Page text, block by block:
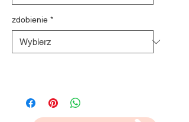
zdobienie *